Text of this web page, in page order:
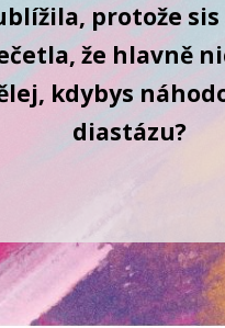
protože sis
že hlavně
kdybys
diastázu?